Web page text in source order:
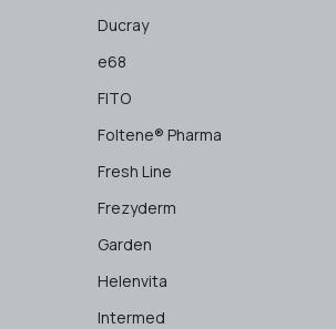
Ducray
e68
FITO
Foltene® Pharma
Fresh Line
Frezyderm
Garden
Helenvita
Intermed